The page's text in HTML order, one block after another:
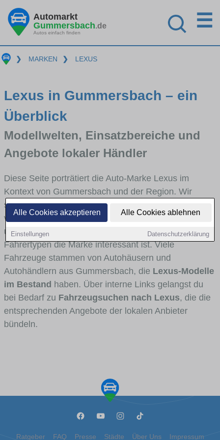
Alle Cookies akzeptieren Alle Cookies ablehnen
Einstellungen Datenschutzerklärung
Automarkt
Gummersbach.de
Autos einfach finden
☰
❯ MARKEN ❯ LEXUS
Lexus in Gummersbach – ein
Überblick
Modellwelten, Einsatzbereiche und
Angebote lokaler Händler
Diese Seite porträtiert die Auto-Marke Lexus im
Kontext von Gummersbach und der Region. Wir
skizzieren, in welchen Fahrzeugklassen Lexus stark
vertreten ist, welche Modellreihen häufig im Stadt-
und Umlandverkehr zu sehen sind und für welche
Fahrertypen die Marke interessant ist. Viele
Fahrzeuge stammen von Autohäusern und
Autohändlern aus Gummersbach, die Lexus-Modelle
im Bestand haben. Über interne Links gelangst du
bei Bedarf zu Fahrzeugsuchen nach Lexus, die die
entsprechenden Angebote der lokalen Anbieter
bündeln.
Ratgeber FAQ Presse Städte Über Uns Impressum